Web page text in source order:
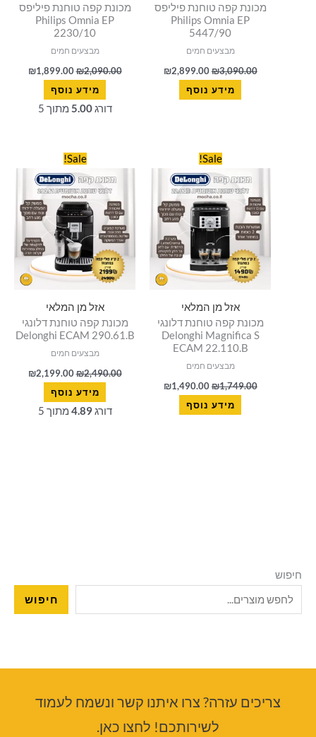
מכונת קפה טוחנת פיליפס
Philips Omnia EP
5447/90
מבצעים חמים
₪3,090.00
₪2,899.00
מידע נוסף
מכונת קפה טוחנת פיליפס
Philips Omnia EP
2230/10
מבצעים חמים
₪2,090.00
₪1,899.00
מידע נוסף
דורג5.00 מתוך 5
Sale!
אזל מן המלאי
מכונת קפה טוחנת דלונגי
Delonghi Magnifica S
ECAM 22.110.B
מבצעים חמים
₪1,749.00
המחיר
המקורי
היה:
₪1,749.00.
₪1,490.00
הנוכחי
מידע נוסף
Sale!
אזל מן המלאי
מכונת קפה טוחנת דלונגי
Delonghi ECAM 290.61.B
מבצעים חמים
₪2,490.00
המחיר
המקורי
היה:
₪2,490.00.
₪2,199.00
הנוכחי
מידע נוסף
דורג4.89 מתוך 5
חיפוש
חיפוש
צריכים עזרה? צרו איתנו קשר ונשמח לעמוד
לשירותכם! לחצו כאן.